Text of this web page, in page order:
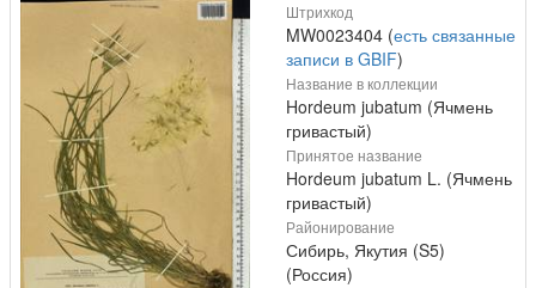
Штрихкод
MW0023404 (есть связанные
записи в GBIF)
Название в коллекции
Hordeum jubatum (Ячмень
гривастый)
Принятое название
Hordeum jubatum L. (Ячмень
гривастый)
Районирование
Сибирь, Якутия (S5)
(Россия)